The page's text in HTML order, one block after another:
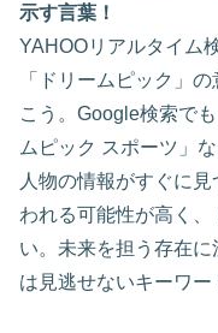
示す言葉！
YAHOOリアルタイム
「ドリームピック」
こう。Google検索で
ムピック スポーツ」
人物の情報がすぐに
われる可能性が高く
い。未来を担う存在に
は見逃せないキーワー